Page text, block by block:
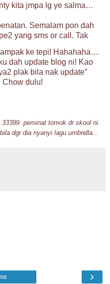
kita jmpa lg ye salma…
Semalam pon dah
yang sms or call. Tak
ke tepi! Hahahaha…
dah update blog ni! Kao
plak bila nak update”
dulu!
peminat tomok dr skool ni.
dgr dia nyanyi lagu umbrella...
›